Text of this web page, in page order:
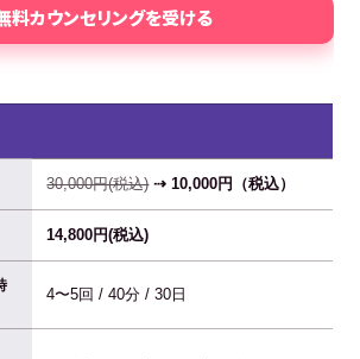
料カウンセリングを受ける
30,000円(税込)⇢ 10,000円（税込）
14,800円(税込)
4〜5回 / 40分 / 30日